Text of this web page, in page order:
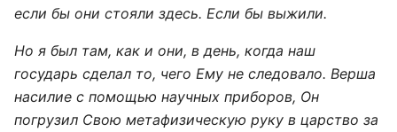
если бы они стояли здесь. Если бы выжили.
Но я был там, как и они, в день, когда наш
государь сделал то, чего Ему не следовало. Верша
насилие с помощью научных приборов, Он
погрузил Свою метафизическую руку в царство за